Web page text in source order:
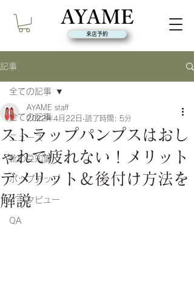
来店予約
記事
全ての記事
ニュース
靴の豆知識
ポップアップ
インタビュー
QA
全ての記事
ストラップパンプスはおし
ゃれで疲れない！メリット
デメリット＆後付け方法を
解説
AYAME staff
2022年4月22日 読了時間: 5分